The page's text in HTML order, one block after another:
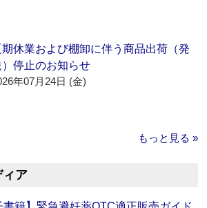
期休業および棚卸に伴う商品出荷（発
）停止のお知らせ
年07月24日 (金)
もっと見る »
ィア